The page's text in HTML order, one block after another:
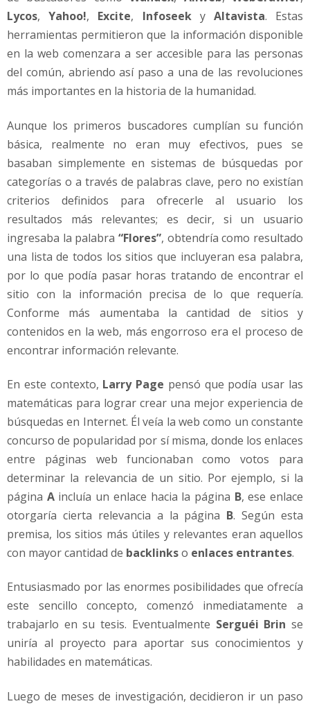
Lycos,Yahoo!, Excite, Infoseeky Altavista. Estas
herramientas permitieron que la información disponible
en la web comenzara a ser accesible para las personas
del común, abriendo así paso a una de las revoluciones
más importantes en la historia de la humanidad.
Aunque los primeros buscadores cumplían su función
básica, realmente no eran muy efectivos, pues se
basaban simplemente en sistemas de búsquedas por
categorías o a través de palabras clave, pero no existían
criterios definidos para ofrecerle al usuario los
resultados más relevantes; es decir, si un usuario
ingresaba la palabra “Flores”, obtendría como resultado
una lista de todos los sitios que incluyeran esa palabra,
por lo que podía pasar horas tratando de encontrar el
sitio con la información precisa de lo que requería.
Conforme más aumentaba la cantidad de sitios y
contenidos en la web, más engorroso era el proceso de
encontrar información relevante.
En este contexto, Larry Page pensó que podía usar las
matemáticas para lograr crear una mejor experiencia de
búsquedas en Internet. Él veía la web como un constante
concurso de popularidad por sí misma, donde los enlaces
entre páginas web funcionaban como votos para
determinar la relevancia de un sitio. Por ejemplo, si la
página Aincluía un enlace hacia la página B, ese enlace
otorgaría cierta relevancia a la página B. Según esta
premisa, los sitios más útiles y relevantes eran aquellos
con mayor cantidad de backlinkso enlaces entrantes.
Entusiasmado por las enormes posibilidades que ofrecía
este sencillo concepto, comenzó inmediatamente a
trabajarlo en su tesis. Eventualmente Serguéi Brin se
uniría al proyecto para aportar sus conocimientos y
habilidades en matemáticas.
Luego de meses de investigación, decidieron ir un paso